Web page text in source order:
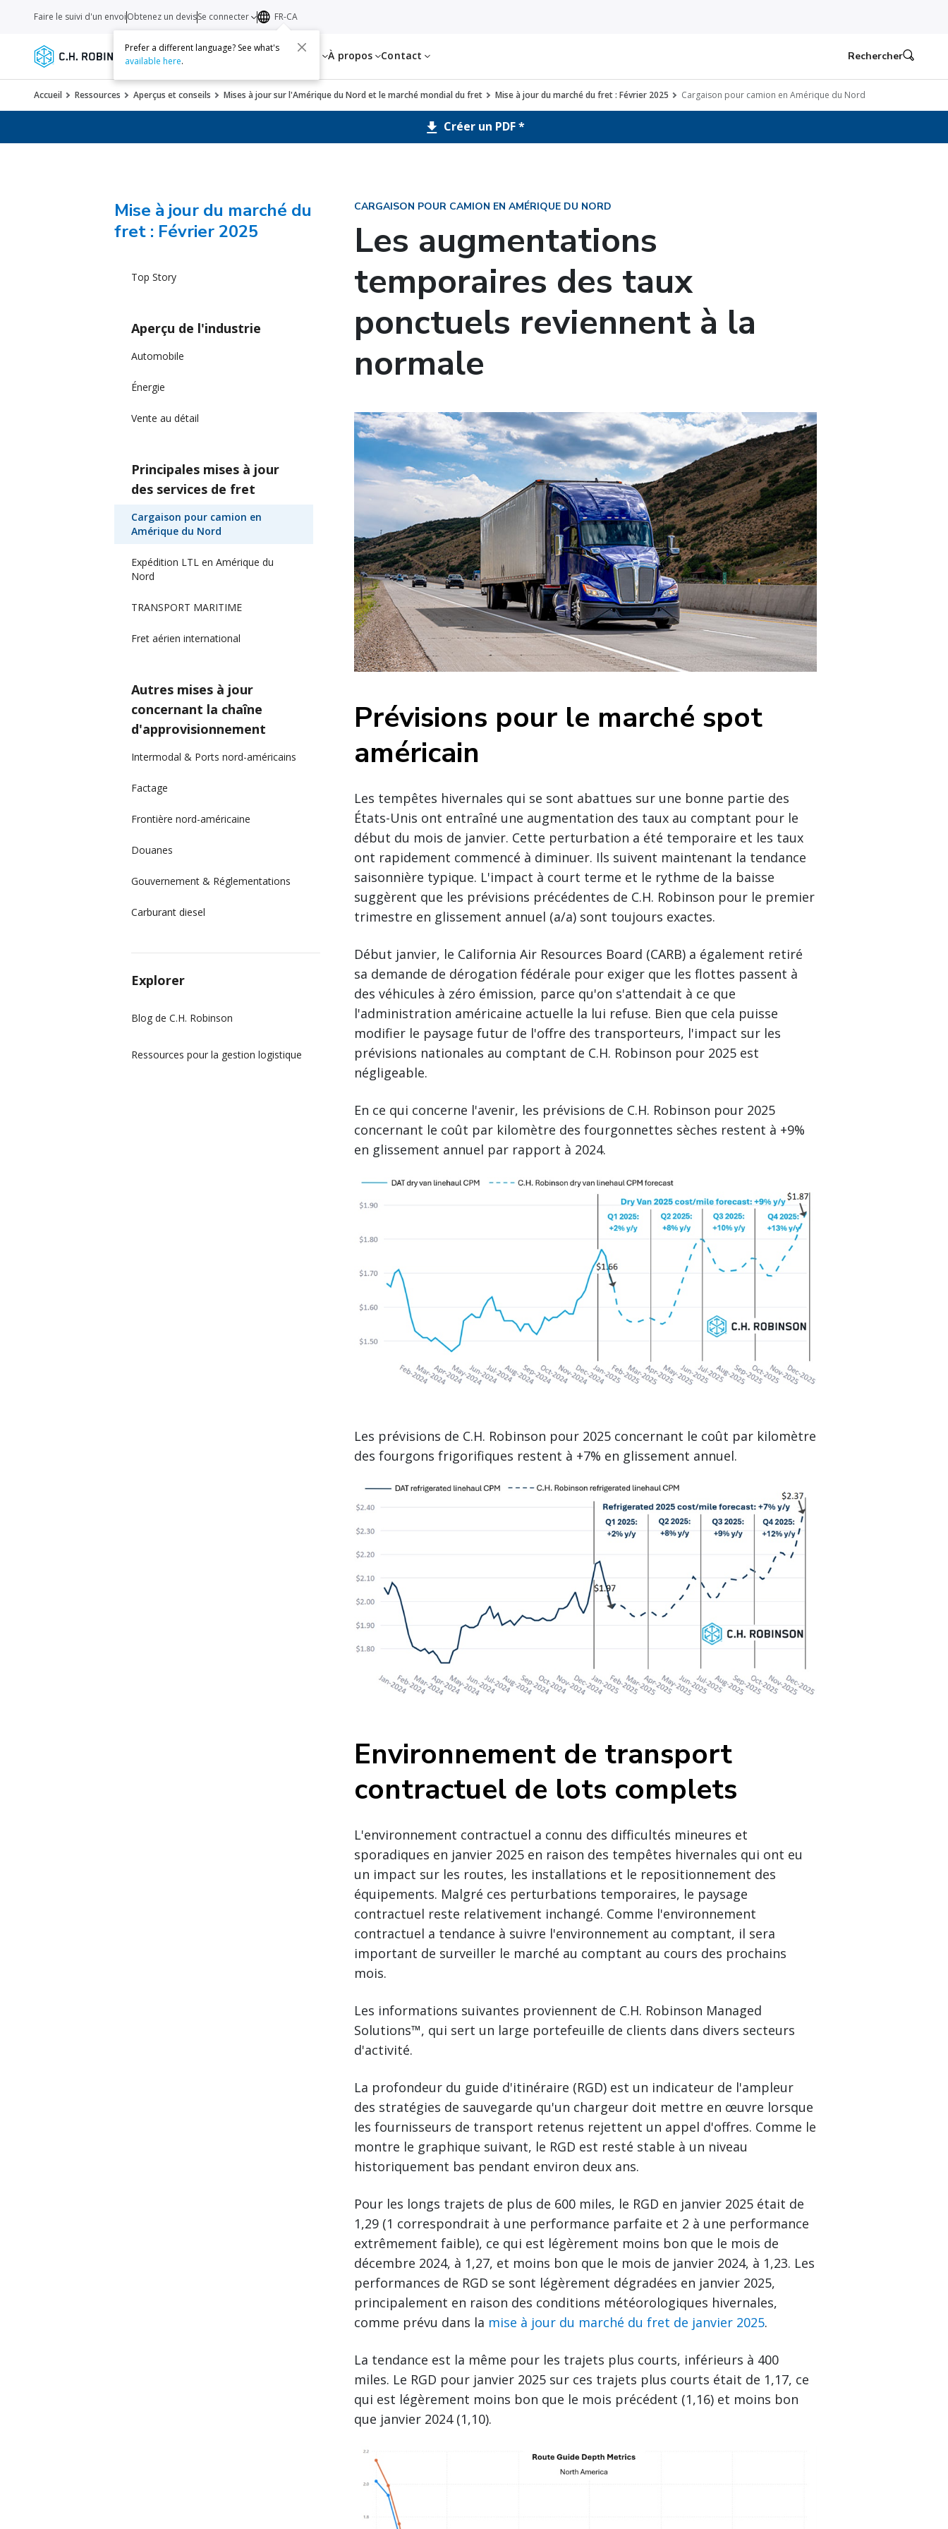
Services Transporteurs Ressources À propos Contact
Faire le suivi d'un envoiObtenez un devisSe connecter FR-CA
Prefer a different language? See what's
available here. Rechercher
Accueil Ressources Aperçus et conseils Mises à jour sur l'Amérique du Nord et le marché mondial du fret Mise à jour du marché du fret : Février 2025 Cargaison pour camion en Amérique du Nord
Créer un PDF *
CARGAISON POUR CAMION EN AMÉRIQUE DU NORD
Les augmentations
temporaires des taux
ponctuels reviennent à la
normale
Prévisions pour le marché spot
américain
Les tempêtes hivernales qui se sont abattues sur une bonne partie des
États-Unis ont entraîné une augmentation des taux au comptant pour le
début du mois de janvier. Cette perturbation a été temporaire et les taux
ont rapidement commencé à diminuer. Ils suivent maintenant la tendance
saisonnière typique. L'impact à court terme et le rythme de la baisse
suggèrent que les prévisions précédentes de C.H. Robinson pour le premier
trimestre en glissement annuel (a/a) sont toujours exactes.
Début janvier, le California Air Resources Board (CARB) a également retiré
sa demande de dérogation fédérale pour exiger que les flottes passent à
des véhicules à zéro émission, parce qu'on s'attendait à ce que
l'administration américaine actuelle la lui refuse. Bien que cela puisse
modifier le paysage futur de l'offre des transporteurs, l'impact sur les
prévisions nationales au comptant de C.H. Robinson pour 2025 est
négligeable.
En ce qui concerne l'avenir, les prévisions de C.H. Robinson pour 2025
concernant le coût par kilomètre des fourgonnettes sèches restent à +9%
en glissement annuel par rapport à 2024.
Les prévisions de C.H. Robinson pour 2025 concernant le coût par kilomètre
des fourgons frigorifiques restent à +7% en glissement annuel.
Environnement de transport
contractuel de lots complets
L'environnement contractuel a connu des difficultés mineures et
sporadiques en janvier 2025 en raison des tempêtes hivernales qui ont eu
un impact sur les routes, les installations et le repositionnement des
équipements. Malgré ces perturbations temporaires, le paysage
contractuel reste relativement inchangé. Comme l'environnement
contractuel a tendance à suivre l'environnement au comptant, il sera
important de surveiller le marché au comptant au cours des prochains
mois.
Les informations suivantes proviennent de C.H. Robinson Managed
Solutions™, qui sert un large portefeuille de clients dans divers secteurs
d'activité.
La profondeur du guide d'itinéraire (RGD) est un indicateur de l'ampleur
des stratégies de sauvegarde qu'un chargeur doit mettre en œuvre lorsque
les fournisseurs de transport retenus rejettent un appel d'offres. Comme le
montre le graphique suivant, le RGD est resté stable à un niveau
historiquement bas pendant environ deux ans.
Pour les longs trajets de plus de 600 miles, le RGD en janvier 2025 était de
1,29 (1 correspondrait à une performance parfaite et 2 à une performance
extrêmement faible), ce qui est légèrement moins bon que le mois de
décembre 2024, à 1,27, et moins bon que le mois de janvier 2024, à 1,23. Les
performances de RGD se sont légèrement dégradées en janvier 2025,
principalement en raison des conditions météorologiques hivernales,
comme prévu dans la mise à jour du marché du fret de janvier 2025.
La tendance est la même pour les trajets plus courts, inférieurs à 400
miles. Le RGD pour janvier 2025 sur ces trajets plus courts était de 1,17, ce
qui est légèrement moins bon que le mois précédent (1,16) et moins bon
que janvier 2024 (1,10).
Mise à jour du marché du
fret : Février 2025
Top Story
Aperçu de l'industrie
Automobile
Énergie
Vente au détail
Principales mises à jour
des services de fret
Cargaison pour camion en
Amérique du Nord
Expédition LTL en Amérique du
Nord
TRANSPORT MARITIME
Fret aérien international
Autres mises à jour
concernant la chaîne
d'approvisionnement
Intermodal & Ports nord-américains
Factage
Frontière nord-américaine
Douanes
Gouvernement & Réglementations
Carburant diesel
Explorer
Blog de C.H. Robinson
Ressources pour la gestion logistique